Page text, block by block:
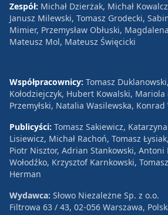
Zespół: Michał Dzierżak, Michał
Janusz Milewski, Tomasz Grodecki,
Mimier, Przemysław Obłuski,
Mateusz Mol, Mateusz Święcicki
Współpracownicy: Tomasz
Kołodziejczyk, Hubert Kowalski, Mariola
Przemyłski, Natalia Wasilewska, Konrad
Publicyści: Tomasz Sakiewicz,
Lisiewicz, Michał Rachoń, Tomasz
Piotr Nisztor, Adrian Stankowski, Antoni
Wołodźko, Krzysztof Karnkowski,
Herman
Wydawca: Słowo Niezależne Sp. z o.o.
Filtrowa 63 / 43, 02-056 Warszawa,